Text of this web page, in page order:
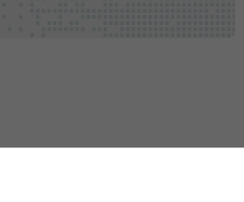
obrazu jak i dźwięku.